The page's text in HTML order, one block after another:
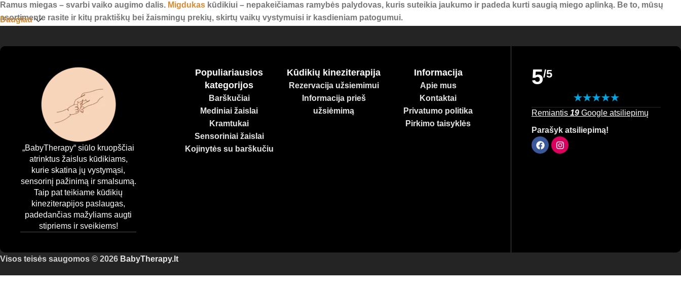
Ramus miegas – svarbi vaiko augimo dalis. Migdukas kūdikiui – nepakeičiamas ramybės palydovas, kuris suteikia jaukumo ir padeda kurti saugią miego aplinką. Be to, mūsų
asortimente rasite ir kitų praktiškų bei žaismingų prekių, skirtų vaikų vystymuisi ir kasdieniam patogumui.
Daugiau
„BabyTherapy“ siūlo kruopščiai
atrinktus žaislus kūdikiams,
kurie skatina jų vystymąsi,
sensorinį pažinimą ir smalsumą.
Taip pat teikiame kūdikių
kineziterapijos paslaugas,
padedančias mažyliams augti
stipriems ir sveikiems!
Populiariausios
kategorijos
Barškučiai
Mediniai žaislai
Kramtukai
Sensoriniai žaislai
Kojinytės su barškučiu
Kūdikių kineziterapija
Rezervacija užsiemimui
Informacija prieš
užsiėmimą
Informacija
Apie mus
Kontaktai
Privatumo politika
Pirkimo taisyklės
5/5
Remiantis 19 Google atsiliepimų
Parašyk atsiliepimą!
Visos teisės saugomos © 2026 BabyTherapy.lt